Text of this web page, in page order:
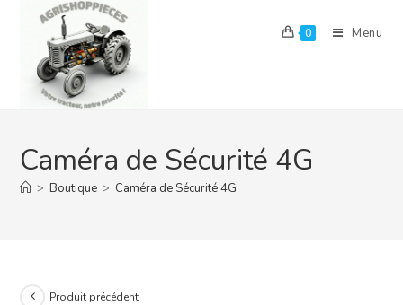
content
0 Menu
Caméra de Sécurité 4G
> Boutique > Caméra de Sécurité 4G
Produit précédent